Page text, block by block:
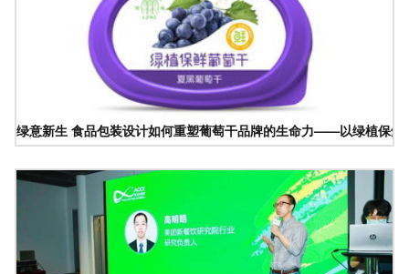
绿意新生 食品包装设计如何重塑葡萄干品牌的生命力——以绿植保鲜